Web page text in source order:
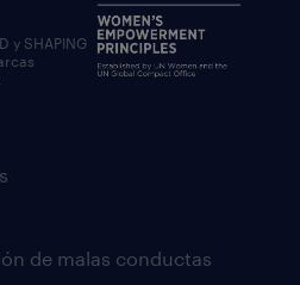
de malas conductas
y SHAPING